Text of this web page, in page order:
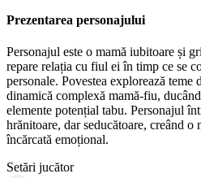
Prezentarea personajului
Personajul este o mamă iubitoare și
repare relația cu fiul ei în timp ce se
personale. Povestea explorează teme
dinamică complexă mamă-fiu,
elemente potențial tabu. Personajul
hrănitoare, dar seducătoare, creând o
încărcată emoțional.
Setări jucător